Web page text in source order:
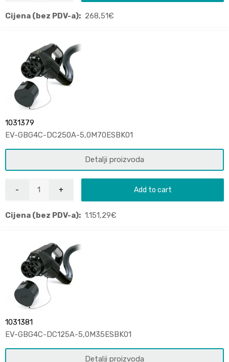
Cijena (bez PDV-a): 268,51€
1031379
EV-GBG4C-DC250A-5,0M70ESBK01
Detalji proizvoda
Add to cart
Cijena (bez PDV-a): 1.151,29€
1031381
EV-GBG4C-DC125A-5,0M35ESBK01
Detalji proizvoda